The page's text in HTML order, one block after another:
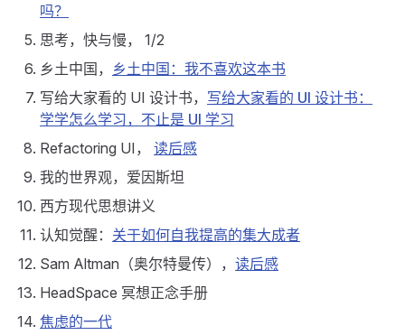
吗？
思考，快与慢， 1/2
乡土中国， 乡土中国：我不喜欢这本书
写给大家看的 UI 设计书， 写给大家看的 UI 设计书：
学学怎么学习，不止是 UI 学习
Refactoring UI， 读后感
我的世界观，爱因斯坦
西方现代思想讲义
认知觉醒： 关于如何自我提高的集大成者
Sam Altman（奥尔特曼传）， 读后感
HeadSpace 冥想正念手册
焦虑的一代